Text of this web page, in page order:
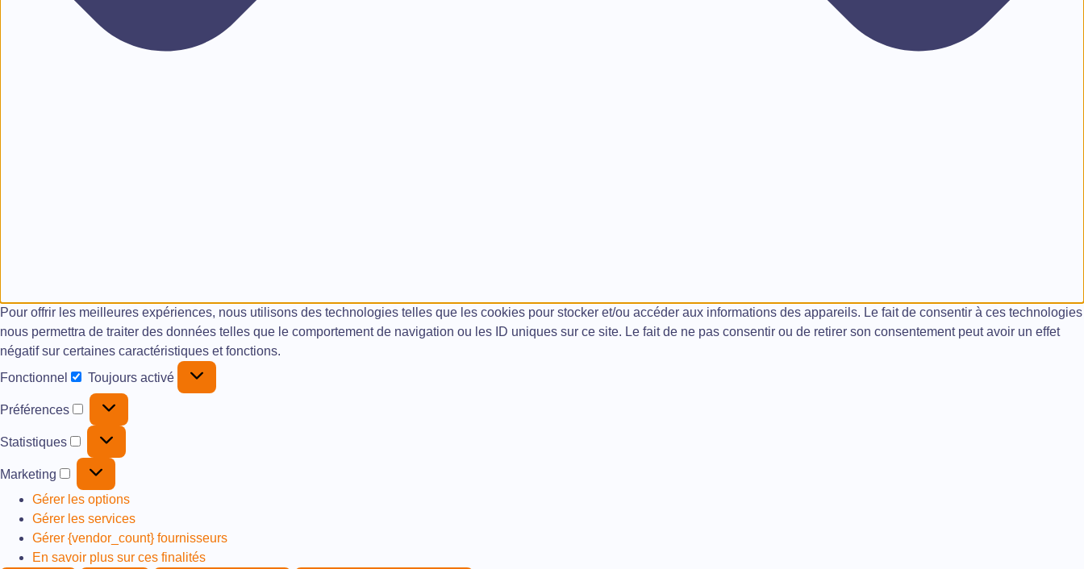
Pour offrir les meilleures expériences, nous utilisons des technologies telles que les cookies pour stocker et/ou accéder aux informations des appareils. Le fait de consentir à ces technologies
nous permettra de traiter des données telles que le comportement de navigation ou les ID uniques sur ce site. Le fait de ne pas consentir ou de retirer son consentement peut avoir un effet
négatif sur certaines caractéristiques et fonctions.
Fonctionnel
Toujours activé
Préférences
Statistiques
Marketing
Gérer les options
Gérer les services
Gérer {vendor_count} fournisseurs
En savoir plus sur ces finalités